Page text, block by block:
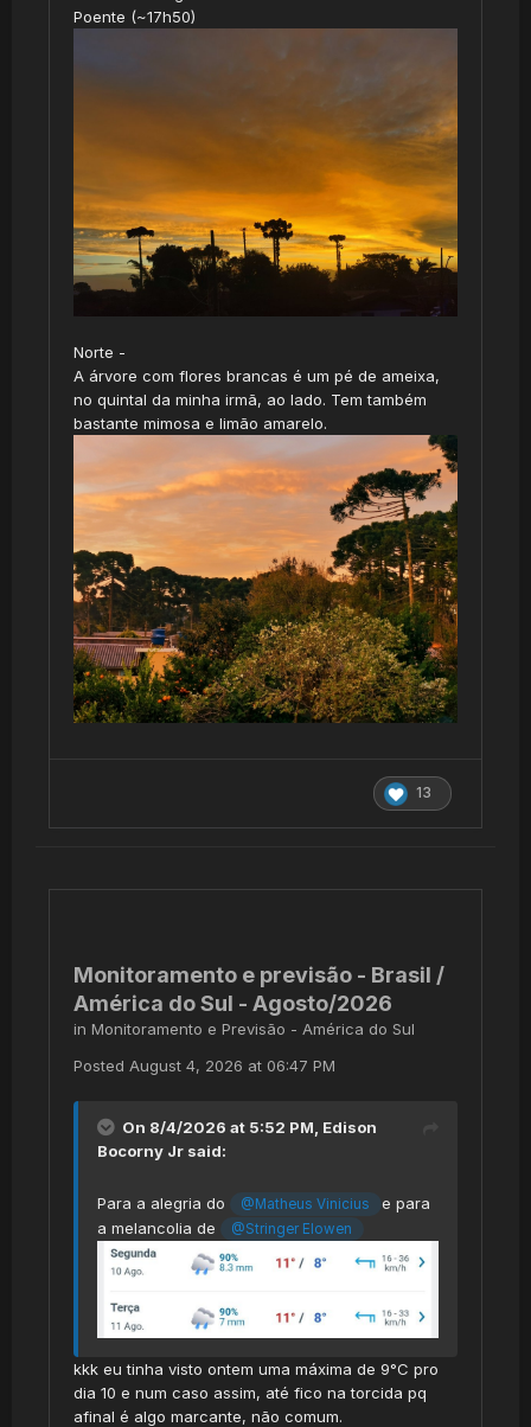
Poente (~17h50)
Norte -
A árvore com flores brancas é um pé de ameixa,
no quintal da minha irmã, ao lado. Tem também
bastante mimosa e limão amarelo.
13
Monitoramento e previsão - Brasil /
América do Sul - Agosto/2026
in Monitoramento e Previsão - América do Sul
Posted August 4, 2026 at 06:47 PM
On 8/4/2026 at 5:52 PM, Edison
Bocorny Jr said:
Para a alegria do @Matheus Vinicius
e para
a melancolia de
@Stringer Elowen
kkk eu tinha visto ontem uma máxima de 9°C pro
dia 10 e num caso assim, até fico na torcida pq
afinal é algo marcante, não comum.